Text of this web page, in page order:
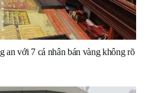
an với 7 cá nhân bán vàng không rõ